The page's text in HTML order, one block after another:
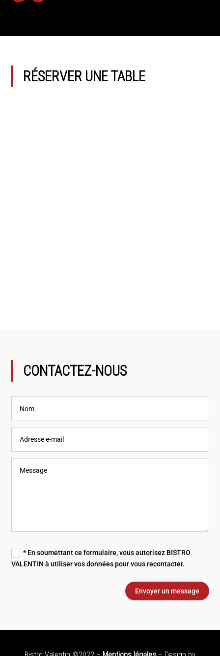
RÉSERVER UNE TABLE
CONTACTEZ-NOUS
* En soumettant ce formulaire, vous autorisez BISTRO
VALENTIN à utiliser vos données pour vous recontacter.
Envoyer un message